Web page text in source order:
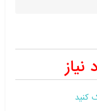
نیاز
کنید